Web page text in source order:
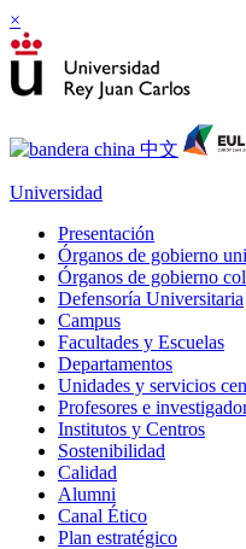
×
Universidad
Presentación
Órganos de gobierno
Órganos de gobierno
Defensoría Universitaria
Campus
Facultades y Escuelas
Departamentos
Unidades y servicios
Profesores e
Institutos y Centros
Sostenibilidad
Calidad
Alumni
Canal Ético
Plan estratégico